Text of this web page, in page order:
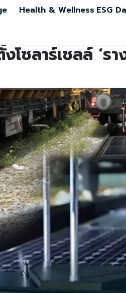
Health & Wellness ESG
ซลาร์เซลล์ ‘ร